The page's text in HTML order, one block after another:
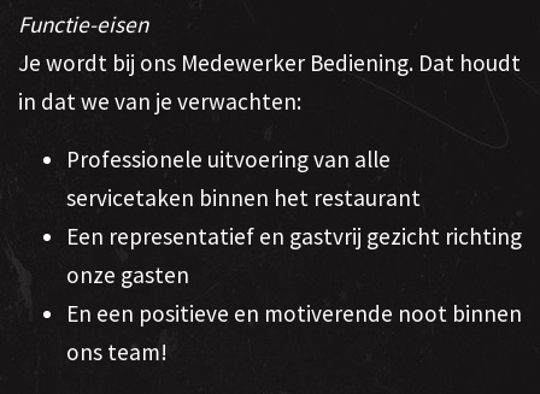
Functie-eisen
Je wordt bij ons Medewerker Bediening. Dat houdt
in dat we van je verwachten:
Professionele uitvoering van alle
servicetaken binnen het restaurant
Een representatief en gastvrij gezicht richting
onze gasten
En een positieve en motiverende noot binnen
ons team!